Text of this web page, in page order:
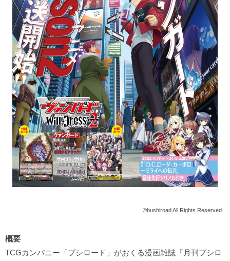
©bushiroad All Rights Reserved..
概要
TCGカンパニー「ブシロード」がおくる漫画雑誌『月刊ブシロ